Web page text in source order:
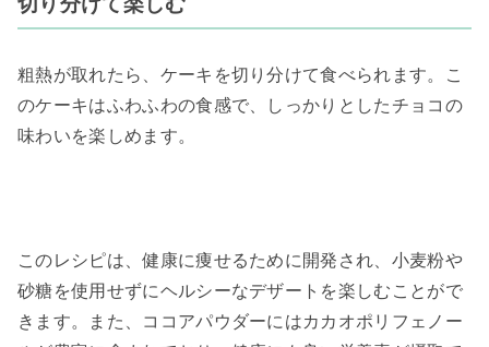
粗熱が取れたら、ケーキを切り分けて食べられます。こ
のケーキはふわふわの食感で、しっかりとしたチョコの
味わいを楽しめます。
このレシピは、健康に痩せるために開発され、小麦粉や
砂糖を使用せずにヘルシーなデザートを楽しむことがで
きます。また、ココアパウダーにはカカオポリフェノー